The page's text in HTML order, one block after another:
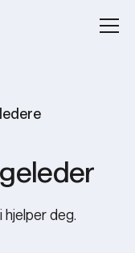
hjelper deg.